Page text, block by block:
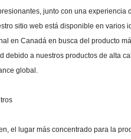
junto con una
sitio web está disponible en
en Canadá en busca del producto
debido a nuestros productos de alta
global.
el lugar más concentrado para la